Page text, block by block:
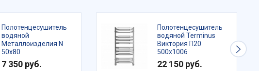
Полотенцесушитель
водяной
Металлоизделия N
50х80
7 350 руб.
Полотенцесушитель
водяной Terminus
Виктория П20
500х1006
22 150 руб.